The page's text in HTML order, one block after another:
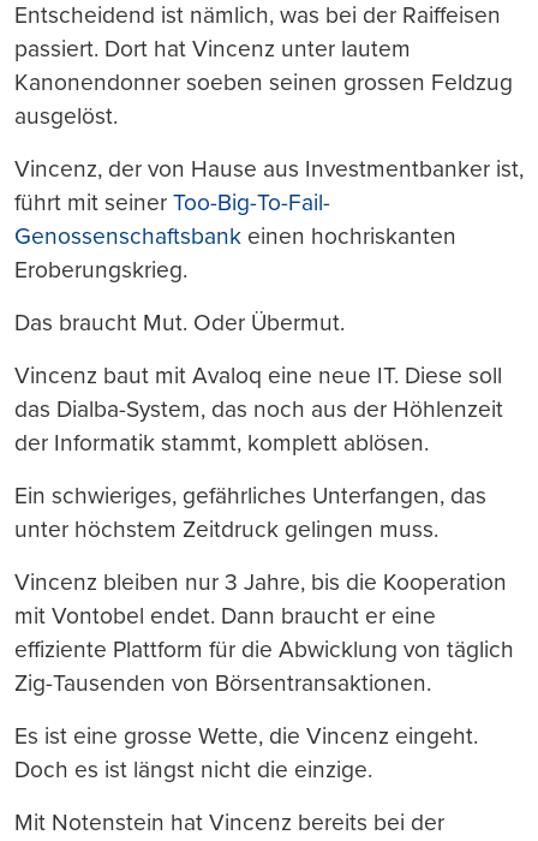
Entscheidend ist nämlich, was bei der Raiffeisen
passiert. Dort hat Vincenz unter lautem
Kanonendonner soeben seinen grossen Feldzug
ausgelöst.
Vincenz, der von Hause aus Investmentbanker ist,
führt mit seiner Too-Big-To-Fail-
Genossenschaftsbank einen hochriskanten
Eroberungskrieg.
Das braucht Mut. Oder Übermut.
Vincenz baut mit Avaloq eine neue IT. Diese soll
das Dialba-System, das noch aus der Höhlenzeit
der Informatik stammt, komplett ablösen.
Ein schwieriges, gefährliches Unterfangen, das
unter höchstem Zeitdruck gelingen muss.
Vincenz bleiben nur 3 Jahre, bis die Kooperation
mit Vontobel endet. Dann braucht er eine
effiziente Plattform für die Abwicklung von täglich
Zig-Tausenden von Börsentransaktionen.
Es ist eine grosse Wette, die Vincenz eingeht.
Doch es ist längst nicht die einzige.
Mit Notenstein hat Vincenz bereits bei der